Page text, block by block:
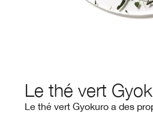
Le thé vert
Le thé vert Gyokuro a des